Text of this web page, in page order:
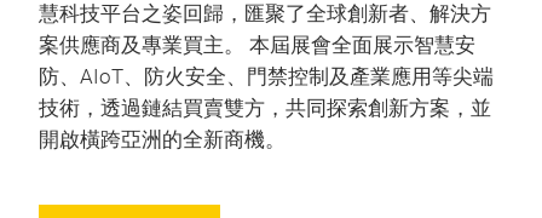
慧科技平台之姿回歸，匯聚了全球創新者、解決方
案供應商及專業買主。 本屆展會全面展示智慧安
防、AIoT、防火安全、門禁控制及產業應用等尖端
技術，透過鏈結買賣雙方，共同探索創新方案，並
開啟橫跨亞洲的全新商機。